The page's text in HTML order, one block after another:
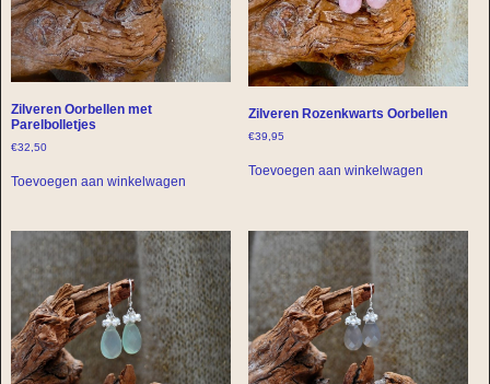
Zilveren Oorbellen met
Parelbolletjes
€32,50
Toevoegen aan winkelwagen
Zilveren Rozenkwarts Oorbellen
€39,95
Toevoegen aan winkelwagen